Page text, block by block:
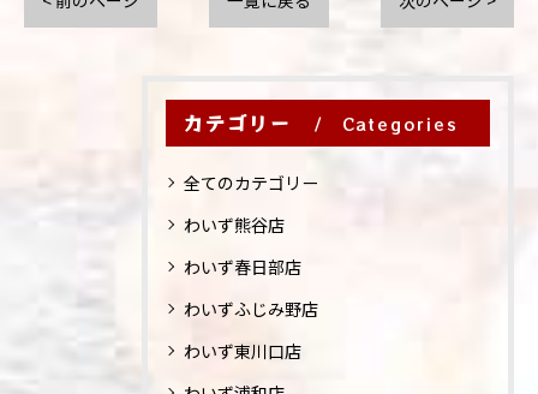
カテゴリー Categories
全てのカテゴリー
わいず熊谷店
わいず春日部店
わいずふじみ野店
わいず東川口店